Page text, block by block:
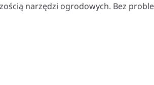
narzędzi ogrodowych. Bez